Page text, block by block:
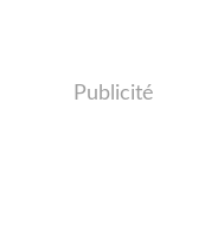
Publicité